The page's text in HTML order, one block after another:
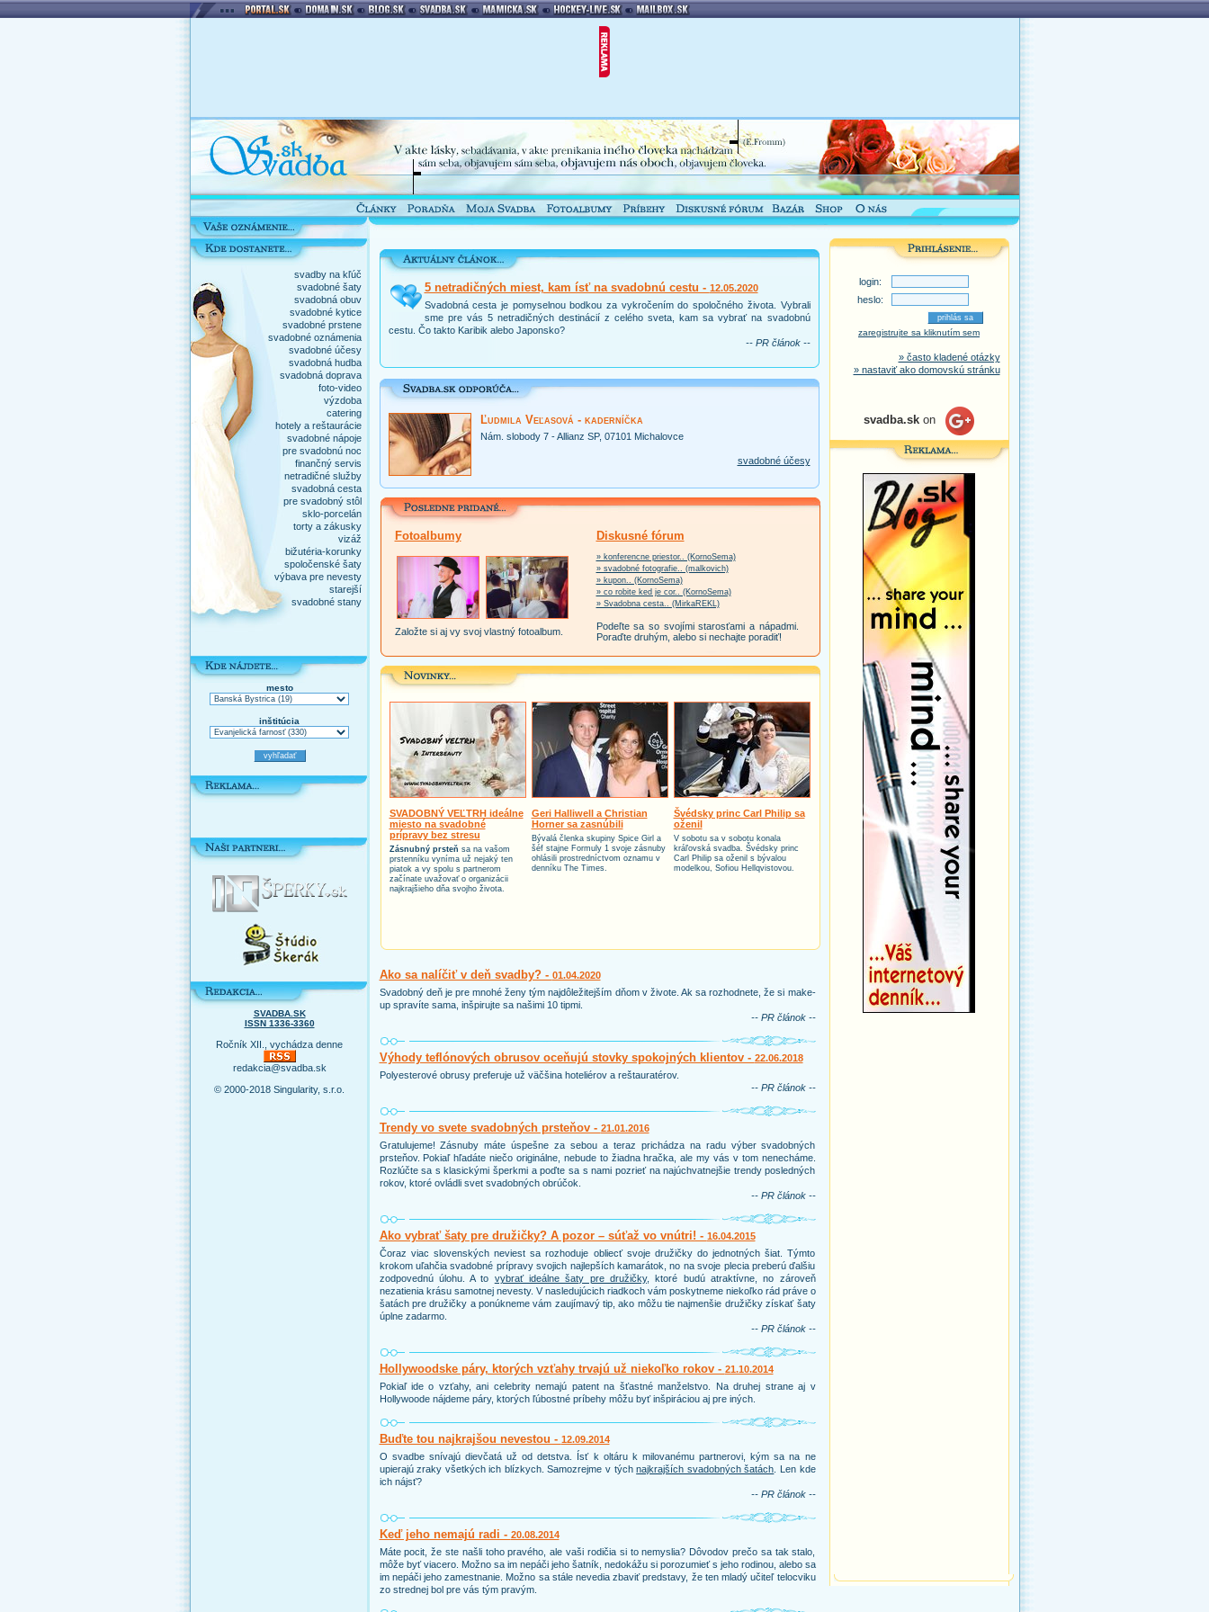
svadby na kľúč
svadobné šaty
svadobná obuv
svadobné kytice
svadobné prstene
svadobné oznámenia
svadobné účesy
svadobná hudba
svadobná doprava
foto-video
výzdoba
catering
hotely a reštaurácie
svadobné nápoje
pre svadobnú noc
finančný servis
netradičné služby
svadobná cesta
pre svadobný stôl
sklo-porcelán
torty a zákusky
vizáž
bižutéria-korunky
spoločenské šaty
výbava pre nevesty
starejší
svadobné stany
mesto
inštitúcia
SVADBA.SK
ISSN 1336-3360
Ročník XII., vychádza denne
redakcia@svadba.sk
© 2000-2018 Singularity, s.r.o.
5 netradičných miest, kam ísť na svadobnú cestu - 12.05.2020
Svadobná cesta je pomyselnou bodkou za vykročením do spoločného života. Vybrali
sme pre vás 5 netradičných destinácií z celého sveta, kam sa vybrať na svadobnú
cestu. Čo takto Karibik alebo Japonsko?
-- PR článok --
Ľudmila Veľasová - kaderníčka
Nám. slobody 7 - Allianz SP, 07101 Michalovce
svadobné účesy
Fotoalbumy
Založte si aj vy svoj vlastný fotoalbum.
Diskusné fórum
» konferencne priestor.. (KornoSema)
» svadobné fotografie.. (malkovich)
» kupon.. (KornoSema)
» co robite ked je cor.. (KornoSema)
» Svadobna cesta.. (MirkaREKL)
Podeľte sa so svojími starosťami a nápadmi.
Poraďte druhým, alebo si nechajte poradiť!
SVADOBNÝ VEĽTRH ideálne
miesto na svadobné
prípravy bez stresu
Zásnubný prsteň sa na vašom
prstenníku vyníma už nejaký ten
piatok a vy spolu s partnerom
začínate uvažovať o organizácii
najkrajšieho dňa svojho života.
Geri Halliwell a Christian
Horner sa zasnúbili
Bývalá členka skupiny Spice Girl a
šéf stajne Formuly 1 svoje zásnuby
ohlásili prostredníctvom oznamu v
denníku The Times.
Švédsky princ Carl Philip sa
oženil
V sobotu sa v sobotu konala
kráľovská svadba. Švédsky princ
Carl Philip sa oženil s bývalou
modelkou, Sofiou Hellqvistovou.
Ako sa nalíčiť v deň svadby? - 01.04.2020
Svadobný deň je pre mnohé ženy tým najdôležitejším dňom v živote. Ak sa rozhodnete, že si make-
up spravíte sama, inšpirujte sa našimi 10 tipmi.
-- PR článok --
Výhody teflónových obrusov oceňujú stovky spokojných klientov - 22.06.2018
Polyesterové obrusy preferuje už väčšina hoteliérov a reštauratérov.
-- PR článok --
Trendy vo svete svadobných prsteňov - 21.01.2016
Gratulujeme! Zásnuby máte úspešne za sebou a teraz prichádza na radu výber svadobných
prsteňov. Pokiaľ hľadáte niečo originálne, nebude to žiadna hračka, ale my vás v tom nenecháme.
Rozlúčte sa s klasickými šperkmi a poďte sa s nami pozrieť na najúchvatnejšie trendy posledných
rokov, ktoré ovládli svet svadobných obrúčok.
-- PR článok --
Ako vybrať šaty pre družičky? A pozor – súťaž vo vnútri! - 16.04.2015
Čoraz viac slovenských neviest sa rozhoduje obliecť svoje družičky do jednotných šiat. Týmto
krokom uľahčia svadobné prípravy svojich najlepších kamarátok, no na svoje plecia preberú ďalšiu
zodpovednú úlohu. A to vybrať ideálne šaty pre družičky, ktoré budú atraktívne, no zároveň
nezatienia krásu samotnej nevesty. V nasledujúcich riadkoch vám poskytneme niekoľko rád práve o
šatách pre družičky a ponúkneme vám zaujímavý tip, ako môžu tie najmenšie družičky získať šaty
úplne zadarmo.
-- PR článok --
Hollywoodske páry, ktorých vzťahy trvajú už niekoľko rokov - 21.10.2014
Pokiaľ ide o vzťahy, ani celebrity nemajú patent na šťastné manželstvo. Na druhej strane aj v
Hollywoode nájdeme páry, ktorých ľúbostné príbehy môžu byť inšpiráciou aj pre iných.
Buďte tou najkrajšou nevestou - 12.09.2014
O svadbe snívajú dievčatá už od detstva. Ísť k oltáru k milovanému partnerovi, kým sa na ne
upierajú zraky všetkých ich blízkych. Samozrejme v týchnajkrajších svadobných šatách . Len kde
ich nájsť?
-- PR článok --
Keď jeho nemajú radi - 20.08.2014
Máte pocit, že ste našli toho pravého, ale vaši rodičia si to nemyslia? Dôvodov prečo sa tak stalo,
môže byť viacero. Možno sa im nepáči jeho šatník, nedokážu si porozumieť s jeho rodinou, alebo sa
im nepáči jeho zamestnanie. Možno sa stále nevedia zbaviť predstavy, že ten mladý učiteľ telocviku
zo strednej bol pre vás tým pravým.
login:
heslo:
zaregistrujte sa kliknutím sem
» často kladené otázky
» nastaviť ako domovskú stránku
svadba.sk on